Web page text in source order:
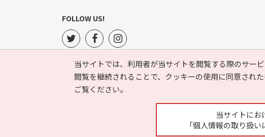
当サイトでは、利用者が当サイトを閲覧する際のサー
閲覧を継続されることで、クッキーの使用に同意され
ご覧ください。
当サイトにお
「個人情報の取り扱
FOLLOW US!